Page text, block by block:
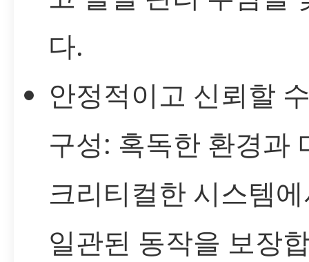
다.
안정적이고 신뢰할
구성: 혹독한 환경과
크리티컬한 시스템
일관된 동작을 보장